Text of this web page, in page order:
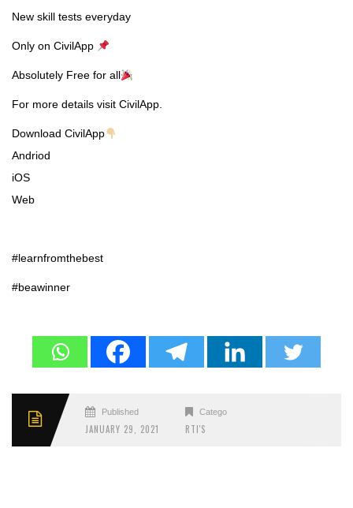
New skill tests everyday
Only on CivilApp
Absolutely Free for all
For more details visit CivilApp.
Download CivilApp
Andriod
iOS
Web
#learnfromthebest
#beawinner
Published
JANUARY 29, 2021
Categories
RTI'S